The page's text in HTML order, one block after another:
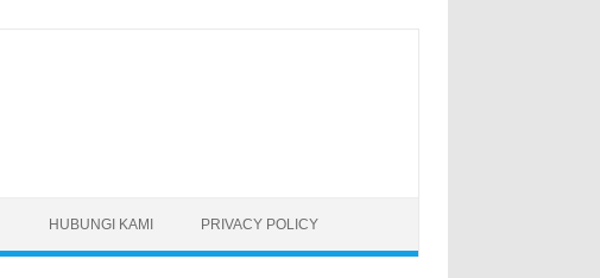
HUBUNGI KAMI PRIVACY POLICY